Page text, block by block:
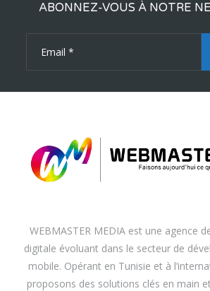
ABONNEZ-VOUS À NOTRE
WEBMASTER MEDIA est une agence
digitale évoluant dans le secteur de
mobile. Opérant en Tunisie et à
proposons des solutions clés en main